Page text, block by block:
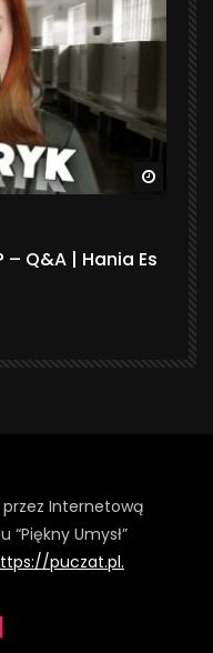
– Q&A | Hania Es
Internetową
“Piękny Umysł”
puczat.pl.